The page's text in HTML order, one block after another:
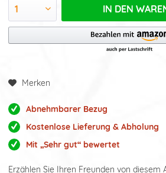
IN DEN
Merken
Abnehmbarer Bezug
Kostenlose Lieferung & Abholung
Mit „Sehr gut“ bewertet
Erzählen Sie Ihren Freunden von diesem